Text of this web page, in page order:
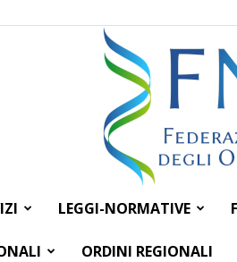
LEGGI-NORMATIVE
ORDINI REGIONALI